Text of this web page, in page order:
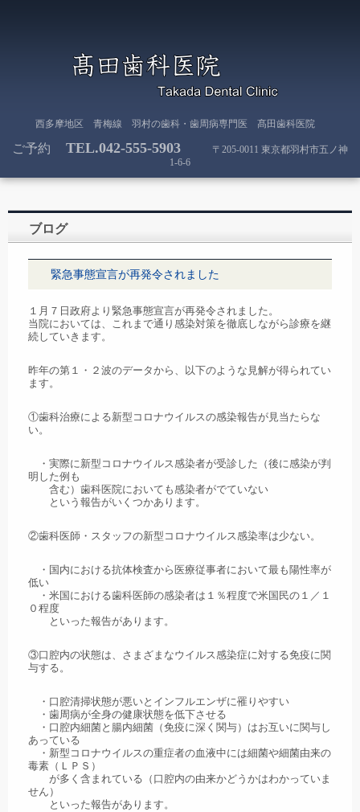
西多摩地区 青梅線 羽村の歯科・歯周病専門医 髙田歯科医院
ご予約 TEL.042-555-5903
〒205-0011 東京都羽村市五ノ神
1-6-6
ブログ
緊急事態宣言が再発令されました
１月７日政府より緊急事態宣言が再発令されました。
当院においては、これまで通り感染対策を徹底しながら診療を継
続していきます。
昨年の第１・２波のデータから、以下のような見解が得られてい
ます。
①歯科治療による新型コロナウイルスの感染報告が見当たらな
い。
・実際に新型コロナウイルス感染者が受診した（後に感染が判
明した例も
含む）歯科医院においても感染者がでていない
という報告がいくつかあります。
②歯科医師・スタッフの新型コロナウイルス感染率は少ない。
・国内における抗体検査から医療従事者において最も陽性率が
低い
・米国における歯科医師の感染者は１％程度で米国民の１／１
０程度
といった報告があります。
③口腔内の状態は、さまざまなウイルス感染症に対する免疫に関
与する。
・口腔清掃状態が悪いとインフルエンザに罹りやすい
・歯周病が全身の健康状態を低下させる
・口腔内細菌と腸内細菌（免疫に深く関与）はお互いに関与し
あっている
・新型コロナウイルスの重症者の血液中には細菌や細菌由来の
毒素（ＬＰＳ）
が多く含まれている（口腔内の由来かどうかはわかっていま
せん）
といった報告があります。